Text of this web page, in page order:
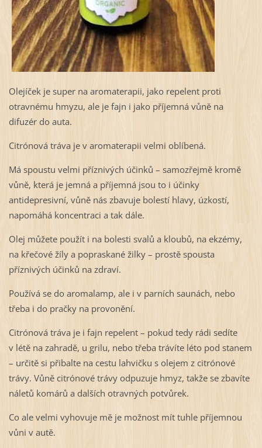
Olejíček je super na aromaterapii, jako repelent proti
otravnému hmyzu, ale je fajn i jako příjemná vůně na
difuzér do auta.
Citrónová tráva je v aromaterapii velmi oblíbená.
Má spoustu velmi příznivých účinků – samozřejmě kromě
vůně, která je jemná a příjemná jsou to i účinky
antidepresivní, vůně nás zbavuje bolestí hlavy, úzkostí,
napomáhá koncentraci a tak dále.
Olej můžete použít i na bolesti svalů a kloubů, na ekzémy,
na křečové žíly a popraskané žilky – prostě spousta
příznivých účinků na zdraví.
Používá se do aromalamp, ale i v parních saunách, nebo
třeba i do pračky na provonění.
Citrónová tráva je i fajn repelent – pokud tedy rádi sedíte
v létě na zahradě, u grilu, nebo třeba trávíte léto pod stanem
– určitě si přibalte na cestu lahvičku s olejem z citrónové
trávy. Vůně citrónové trávy odpuzuje hmyz, takže se zbavíte
náletů komárů a dalších otravných potvůrek.
Co ale velmi vyhovuje mě je možnost mít tuhle příjemnou
vůni v autě.